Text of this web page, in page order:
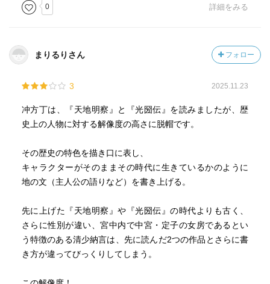
0 詳細をみる
まりるりさん フォロー
3 2025.11.23
冲方丁は、『天地明察』と『光圀伝』を読みましたが、歴
史上の人物に対する解像度の高さに脱帽です。
その歴史の特色を描き口に表し、
キャラクターがそのままその時代に生きているかのように
地の文（主人公の語りなど）を書き上げる。
先に上げた『天地明察』や『光圀伝』の時代よりも古く、
さらに性別が違い、宮中内で中宮・定子の女房であるとい
う特徴のある清少納言は、先に読んだ2つの作品とさらに書
き方が違ってびっくりしてしまう。